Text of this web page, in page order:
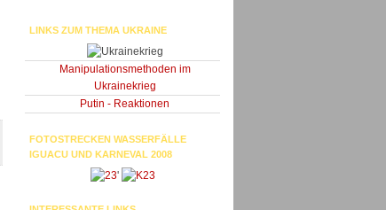
LINKS ZUM THEMA UKRAINE
Manipulationsmethoden im
Ukrainekrieg
Putin - Reaktionen
FOTOSTRECKEN WASSERFÄLLE
IGUACU UND KARNEVAL 2008
'